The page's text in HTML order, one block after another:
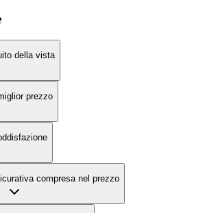
della vista
prezzo
compresa nel prezzo